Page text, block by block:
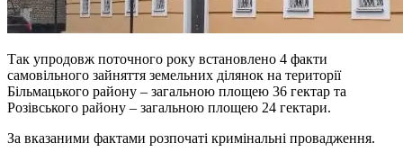
Так упродовж поточного року встановлено 4 факти
самовільного зайняття земельних ділянок на території
Більмацького району – загальною площею 36 гектар та
Розівського району – загальною площею 24 гектари.
За вказаними фактами розпочаті кримінальні провадження.